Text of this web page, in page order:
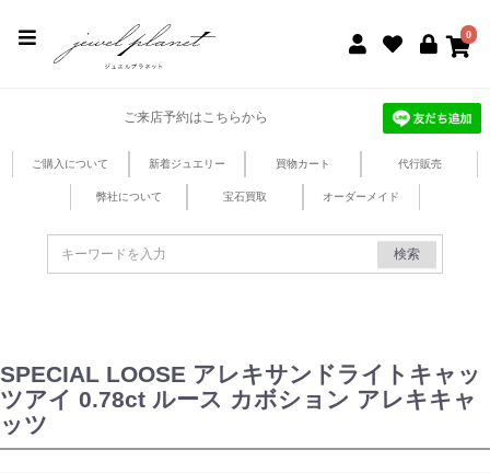
0
ご来店予約はこちらから
ご購入について 新着ジュエリー 買物カート 代行販売
弊社について 宝石買取 オーダーメイド
検索
SPECIAL LOOSE アレキサンドライトキャッ
ツアイ 0.78ct ルース カボション アレキキャ
ッツ